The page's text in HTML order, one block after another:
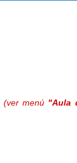
(ver menú "Aula